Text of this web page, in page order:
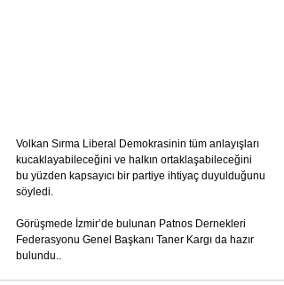
Volkan Sırma Liberal Demokrasinin tüm anlayışları
kucaklayabileceğini ve halkın ortaklaşabileceğini
bu yüzden kapsayıcı bir partiye ihtiyaç duyulduğunu
söyledi.
Görüşmede İzmir’de bulunan Patnos Dernekleri
Federasyonu Genel Başkanı Taner Kargı da hazır
bulundu..